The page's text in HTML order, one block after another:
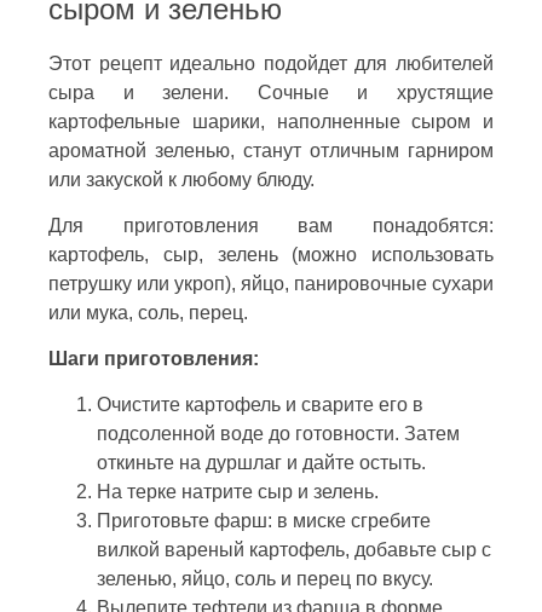
сыром и зеленью
Этот рецепт идеально подойдет для любителей
сыра и зелени. Сочные и хрустящие
картофельные шарики, наполненные сыром и
ароматной зеленью, станут отличным гарниром
или закуской к любому блюду.
Для приготовления вам понадобятся:
картофель, сыр, зелень (можно использовать
петрушку или укроп), яйцо, панировочные сухари
или мука, соль, перец.
Шаги приготовления:
Очистите картофель и сварите его в
подсоленной воде до готовности. Затем
откиньте на дуршлаг и дайте остыть.
На терке натрите сыр и зелень.
Приготовьте фарш: в миске сгребите
вилкой вареный картофель, добавьте сыр с
зеленью, яйцо, соль и перец по вкусу.
Вылепите тефтели из фарша в форме